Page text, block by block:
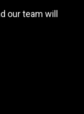
our team will